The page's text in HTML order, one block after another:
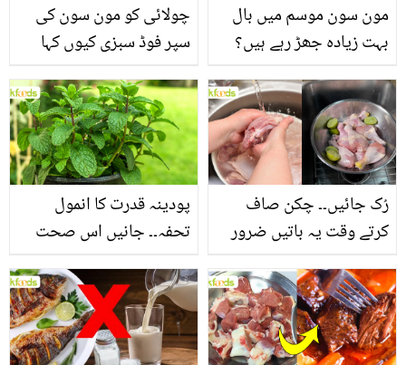
چولائی کو مون سون کی
سپر فوڈ سبزی کیوں کہا
منرلز اور اینٹی آکسیڈنٹس
سے بھرپور اس سبزی کے
فائدے
مون سون موسم میں بال
بہت زیادہ جھڑ رہے ہیں؟
بنانے کے چند قدرتی طریقے
پودینہ قدرت کا انمول
تحفہ۔۔ جانیں اس صحت
انگیز طبی فوائد
رُک جائیں۔۔ چکن صاف
کرتے وقت یہ باتیں ضرور